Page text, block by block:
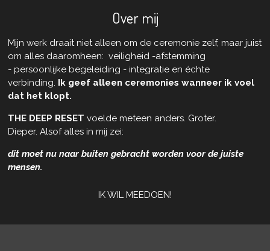
Over mij
Mijn werk draait niet alleen om de ceremonie zelf, maar juist
om alles daaromheen: veiligheid -afstemming
- persoonlijke begeleiding - integratie en échte
verbinding. Ik geef alleen ceremonies wanneer ik voel
dat het klopt.
THE DEEP RESET voelde meteen anders. Groter.
Dieper. Alsof alles in mij zei:
dit moet nu naar buiten gebracht worden voor de juiste
mensen.
IK WIL MEEDOEN!